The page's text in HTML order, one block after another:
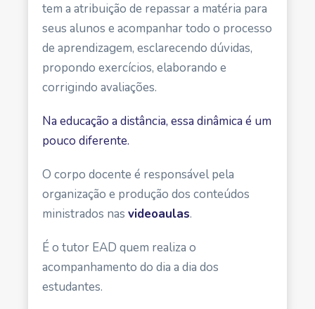
tem a atribuição de repassar a matéria para
seus alunos e acompanhar todo o processo
de aprendizagem, esclarecendo dúvidas,
propondo exercícios, elaborando e
corrigindo avaliações.
Na educação a distância, essa dinâmica é um
pouco diferente.
O corpo docente é responsável pela
organização e produção dos conteúdos
ministrados nas videoaulas.
É o tutor EAD quem realiza o
acompanhamento do dia a dia dos
estudantes.